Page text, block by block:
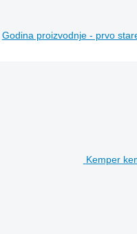
Godina proizvodnje - prvo
Kemper